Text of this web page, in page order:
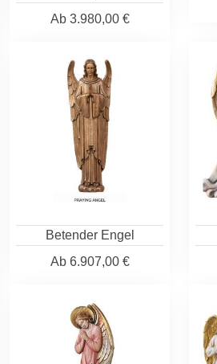
Ab3.980,00 €
Betender Engel
Ab6.907,00 €